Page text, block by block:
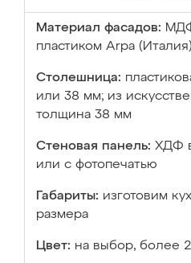
Материал фасадов:
пластиком Arpa
Столешница:
или 38 мм; из
толщина 38 мм
Стеновая панель: ХДФ
или с фотопечатью
Габариты: изготовим
размера
Цвет: на выбор, более